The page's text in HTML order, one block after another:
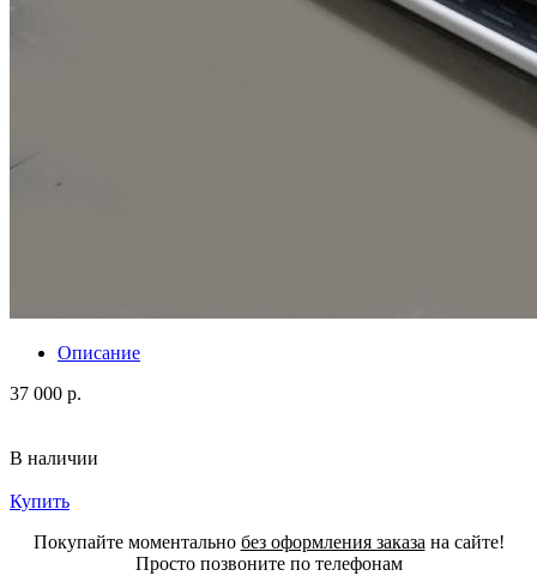
Описание
37 000 р.
В наличии
Купить
Покупайте моментально без оформления заказа на сайте!
Просто позвоните по телефонам